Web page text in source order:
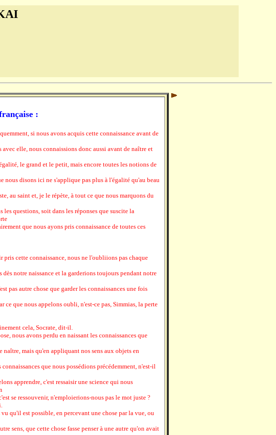
:
si nous avons acquis cette connaissance avant de
avec elle, nous connaissions donc aussi avant de naître et
le grand et le petit, mais encore toutes les notions de
nous disons ici ne s'applique pas plus à l'égalité qu'au beau
au saint et, je le répète, à tout ce que nous marquons du
les questions, soit dans les réponses que suscite la
que nous ayons pris connaissance de toutes ces
pris cette connaissance, nous ne l'oubliions pas chaque
notre naissance et la garderions toujours pendant notre
pas autre chose que garder les connaissances une fois
ce que nous appelons oubli, n'est-ce pas, Simmias, la perte
cela, Socrate, dit-il.
nous avons perdu en naissant les connaissances que
naître, mais qu'en appliquant nos sens aux objets en
connaissances que nous possédions précédemment, n'est-il
apprendre, c'est ressaisir une science qui nous
se ressouvenir, n'emploierions-nous pas le mot juste ?
qu'il est possible, en percevant une chose par la vue, ou
sens, que cette chose fasse penser à une autre qu'on avait